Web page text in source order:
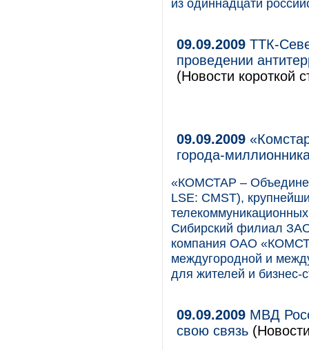
из одиннадцати
09.09.2009 ТТК-
проведении
(Новости короткой
09.09.2009
города-
«КОМСТАР –
LSE: CMST),
Сибирский филиал
компания ОАО
междугородной и
для жителей и бизнес-
09.09.2009 МВД
свою связь